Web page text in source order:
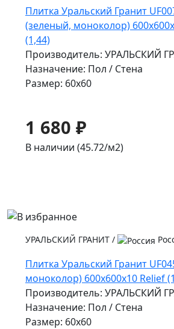
Плитка Уральский Гранит
(зеленый, моноколор)
(1,44)
Производитель: УРАЛЬСКИЙ
Назначение: Пол / Стена
Размер: 60x60
1 680 ₽
В наличии (45.72/м2)
УРАЛЬСКИЙ ГРАНИТ /
Плитка Уральский Гранит
моноколор) 600х600х10 Relief
Производитель: УРАЛЬСКИЙ
Назначение: Пол / Стена
Размер: 60x60